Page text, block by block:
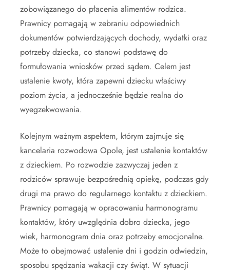
zobowiązanego do płacenia alimentów rodzica.
Prawnicy pomagają w zebraniu odpowiednich
dokumentów potwierdzających dochody, wydatki oraz
potrzeby dziecka, co stanowi podstawę do
formułowania wniosków przed sądem. Celem jest
ustalenie kwoty, która zapewni dziecku właściwy
poziom życia, a jednocześnie będzie realna do
wyegzekwowania.
Kolejnym ważnym aspektem, którym zajmuje się
kancelaria rozwodowa Opole, jest ustalenie kontaktów
z dzieckiem. Po rozwodzie zazwyczaj jeden z
rodziców sprawuje bezpośrednią opiekę, podczas gdy
drugi ma prawo do regularnego kontaktu z dzieckiem.
Prawnicy pomagają w opracowaniu harmonogramu
kontaktów, który uwzględnia dobro dziecka, jego
wiek, harmonogram dnia oraz potrzeby emocjonalne.
Może to obejmować ustalenie dni i godzin odwiedzin,
sposobu spędzania wakacji czy świąt. W sytuacji